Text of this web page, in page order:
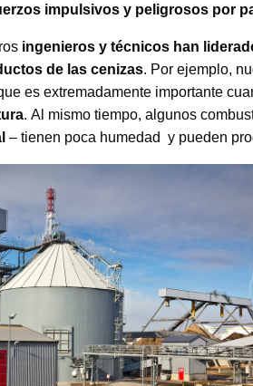
impulsivos y peligrosos por
ingenieros y técnicos han
de las cenizas. Por ejemplo,
es extremadamente importante
. Al mismo tiempo, algunos
– tienen poca humedad y pueden